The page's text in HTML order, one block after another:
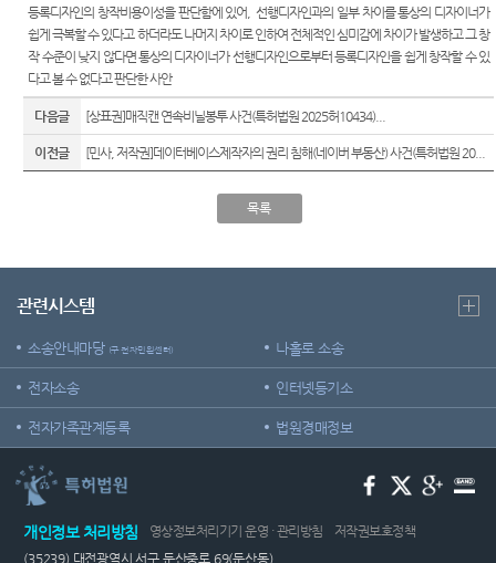
등록디자인의 창작비용이성을 판단함에 있어
,선행디자인과의 일부 차이를 통상의 디자이너가
쉽게 극복할 수 있다고 하더라도 나머지 차이로 인하여 전체적인 심미감에 차이가 발생하고 그 창
작 수준이 낮지 않다면 통상의 디자이너가 선행디자인으로부터 등록디자인을 쉽게 창작할 수 있
다고 볼 수 없다고 판단한 사안
다음글 [상표권]매직캔 연속비닐봉투 사건(특허법원 2025허10434)...
이전글 [민사, 저작권]데이터베이스제작자의 권리 침해(네이버 부동산) 사건(특허법원 20...
목록
관련시스템
소송안내마당 (구 전자민원센터) 나홀로 소송
전자소송 인터넷등기소
전자가족관계등록 법원경매정보
개인정보 처리방침 영상정보처리기기 운영 · 관리방침
저작권보호정책
(35239) 대전광역시 서구 둔산중로 69(둔산동)